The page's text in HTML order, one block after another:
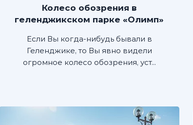
Колесо обозрения в
геленджикском парке «Олимп»
Если Вы когда-нибудь бывали в
Геленджике, то Вы явно видели
огромное колесо обозрения, уст...